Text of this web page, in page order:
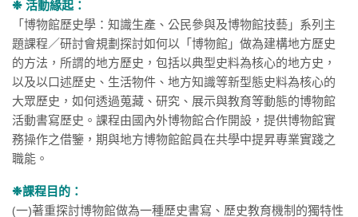
❉ 活動緣起：
「博物館歷史學：知識生產、公民參與及博物館技藝」系列主
題課程／研討會規劃探討如何以「博物館」做為建構地方歷史
的方法，所謂的地方歷史，包括以典型史料為核心的地方史，
以及以口述歷史、生活物件、地方知識等新型態史料為核心的
大眾歷史，如何透過蒐藏、研究、展示與教育等動態的博物館
活動書寫歷史。課程由國內外博物館合作開設，提供博物館實
務操作之借鑒，期與地方博物館館員在共學中提昇專業實踐之
職能。
❉課程目的：
(一)著重探討博物館做為一種歷史書寫、歷史教育機制的獨特性